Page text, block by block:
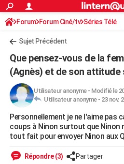
ACTUALITÉS
Politique
Société
Faits Divers
Education
Monde
Villes
+
Programme TV
TNTStreaming
Cinéma
Sorties cinéma
Musique
+FINANCE
Retraite
Impôts
Epargne
Immobilier
Risques naturels par ville
Banque
Assurance
Crédit
AUTO
Essais
Réserver un essai
Citadines
Berlines
SUV
Forum auto
HIGH-TECH
Mobiles
Meilleur smartphone
Internet
Ordinateurs
Jeux vidéo
Guide high-tech
+BRICOLAGE
WEEK-END
S'inscrire
Connexion
Forum Forum Ciné/tv Séries Télé
Sujet Précédent
Que pensez-vous de la
(Agnès) et de son attitude
Utilisateur anonyme- Modifié le
Utilisateur anonyme - 23 nov.
Personnellement je ne l'aime pas
coups à Ninon surtout que Ninon
tout fait pour envoyer Ninon aux
Répondre (3) Partager